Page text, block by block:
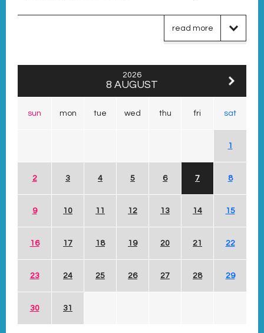
read more
2026
8 AUGUST
sun mon tue wed thu fri sat
1
2 3 4 5 6 7 8
9 10 11 12 13 14 15
16 17 18 19 20 21 22
23 24 25 26 27 28 29
30 31